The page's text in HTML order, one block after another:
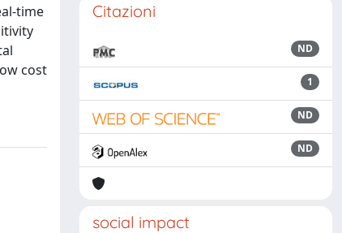
time
cost
Citazioni
ND
1
ND
ND
social impact